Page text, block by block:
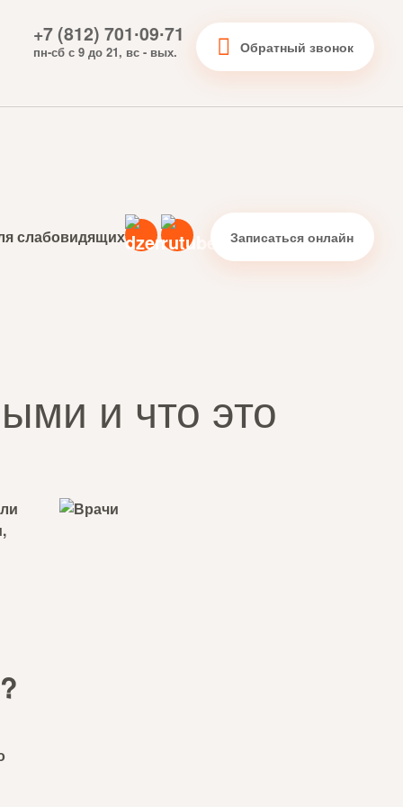
+7 (812) 701∙09∙71
пн-сб с 9 до 21, вс - вых. Обратный звонок
слабовидящих Записаться онлайн
и что это